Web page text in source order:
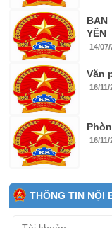
BAN
YÊN
14/07/
Văn
16/11/
16/11/
THÔNG TIN NỘI